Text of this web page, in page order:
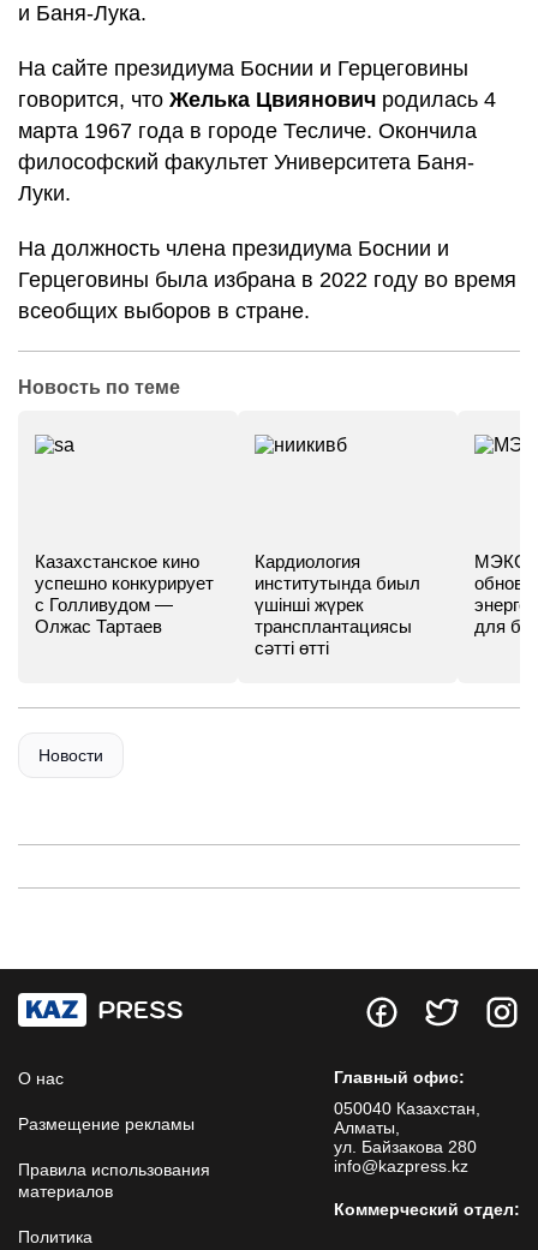
и Баня-Лука.
На сайте президиума Боснии и Герцеговины
говорится, что Желька Цвиянович родилась 4
марта 1967 года в городе Тесличе. Окончила
философский факультет Университета Баня-
Луки.
На должность члена президиума Боснии и
Герцеговины была избрана в 2022 году во время
всеобщих выборов в стране.
Новость по теме
Казахстанское кино
успешно конкурирует
с Голливудом —
Олжас Тартаев
Кардиология
институтында биыл
үшінші жүрек
трансплантациясы
сәтті өтті
МЭКС -
для
Новости
О нас
Размещение рекламы
Правила использования
материалов
Политика
Главный офис:
050040 Казахстан,
Алматы,
ул. Байзакова 280
info@kazpress.kz
Коммерческий отдел: